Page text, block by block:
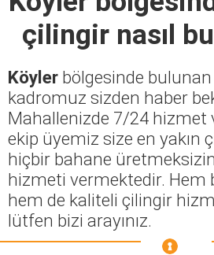
çilingir nasıl
Köyler bölgesinde
kadromuz sizden haber
Mahallenizde 7/24 hizmet
ekip üyemiz size en yakın
hiçbir bahane
hizmeti vermektedir. Hem
hem de kaliteli çilingir
lütfen bizi arayınız.